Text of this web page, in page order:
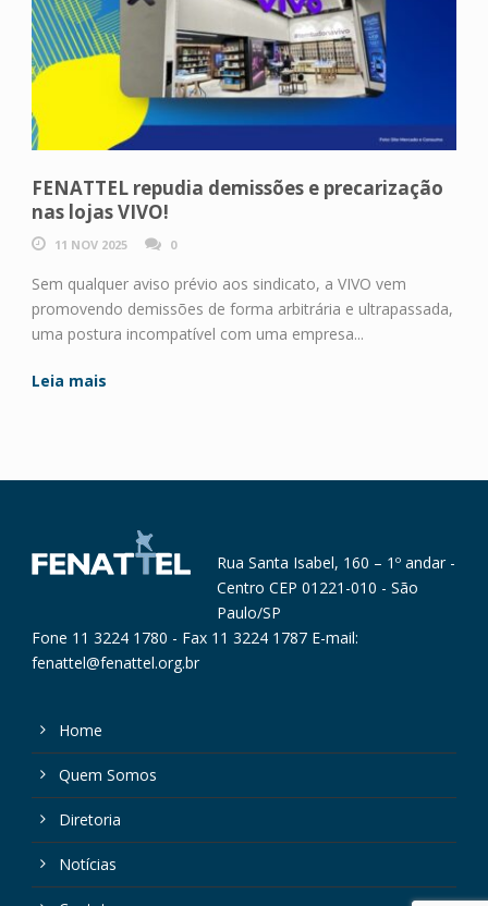
FENATTEL repudia demissões e precarização
nas lojas VIVO!
11 NOV 2025 0
Sem qualquer aviso prévio aos sindicato, a VIVO vem
promovendo demissões de forma arbitrária e ultrapassada,
uma postura incompatível com uma empresa...
Leia mais
Rua Santa Isabel, 160 – 1º andar -
Centro CEP 01221-010 - São
Paulo/SP
Fone 11 3224 1780 - Fax 11 3224 1787 E-mail:
fenattel@fenattel.org.br
Home
Quem Somos
Diretoria
Notícias